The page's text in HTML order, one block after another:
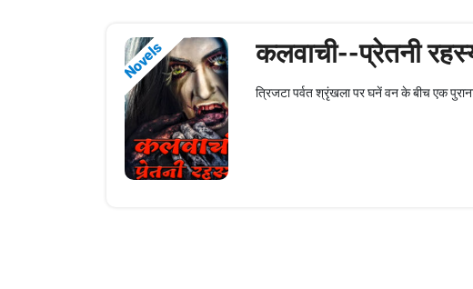
Novels कलवाची--प्रेतनी
त्रिजटा पर्वत श्रृंखला पर घनें वन के बीच एक